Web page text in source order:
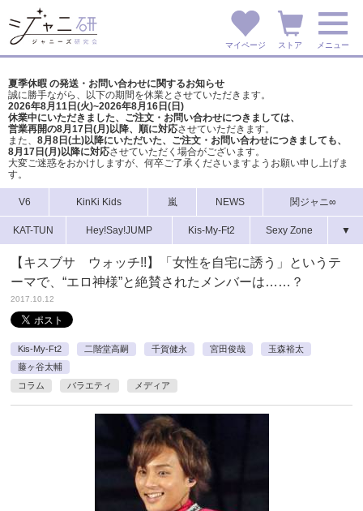
マイページ ストア メニュー
夏季休暇 の発送・お問い合わせに関するお知らせ
誠に勝手ながら、以下の期間を休業とさせていただきます。
2026年8月11日(火)~2026年8月16日(日)
休業中にいただきました、ご注文・お問い合わせにつきましては、
営業再開の8月17日(月)以降、順に対応させていただきます。
また、 8月8日(土)以降にいただいた、ご注文・ お問い合わせにつきましても、
8月17日(月)以降に対応させていただく場合がございます。
大変ご迷惑をおかけしますが、 何卒ご了承くださいますようお願い申し上げま
す。
V6 KinKi Kids 嵐 NEWS 関ジャニ∞
KAT-TUN Hey!Say!JUMP Kis-My-Ft2 Sexy Zone ▼
【キスブサ ウォッチ!!】「女性を自宅に誘う」というテ
ーマで、“エロ神様”と絶賛されたメンバーは……？
2017.10.12
Kis-My-Ft2 二階堂高嗣 千賀健永 宮田俊哉
玉森裕太
藤ヶ谷太輔
コラム
バラエティ メディア